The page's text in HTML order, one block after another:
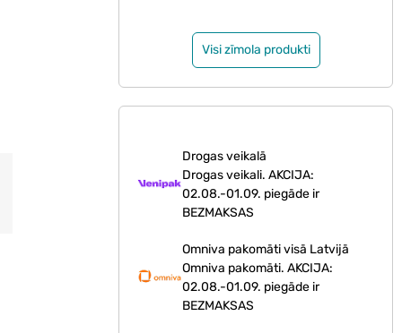
Visi zīmola produkti
Drogas veikalā
Drogas veikali. AKCIJA:
02.08.-01.09. piegāde ir
BEZMAKSAS
Omniva pakomāti visā Latvijā
Omniva pakomāti. AKCIJA:
02.08.-01.09. piegāde ir
BEZMAKSAS